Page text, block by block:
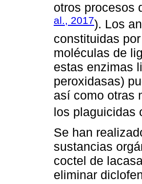
otros procesos
al., 2017). Los
constituidas
moléculas de
estas enzimas
peroxidasas)
así como otras
los plaguicidas
Se han
sustancias
coctel de
eliminar